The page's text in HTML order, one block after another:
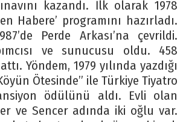
kazandı. İlk olarak 1978
Habere’ programını hazırladı.
Perde Arkası’na çevrildi.
ve sunucusu oldu. 458
Yöndem, 1979 yılında yazdığı
Ötesinde” ile Türkiye Tiyatro
ödülünü aldı. Evli olan
ve Sencer adında iki oğlu var.